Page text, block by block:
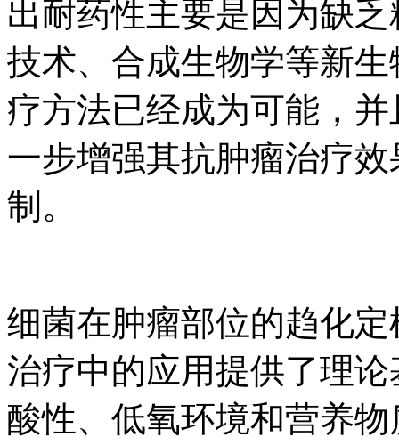
出耐药性主要是因为缺
技术、合成生物学等新
疗方法已经成为可能，
一步增强其抗肿瘤治疗
制。
细菌在肿瘤部位的趋化
治疗中的应用提供了理
酸性、低氧环境和营养